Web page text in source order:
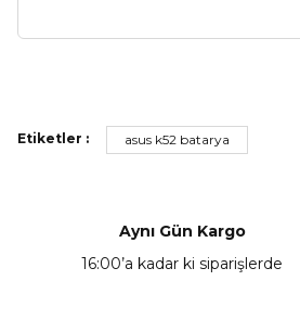
Ürün bilgilerinde hatalar bulunuyor.
Etiketler : asus k52 batarya
Aynı Gün Kargo
16:00’a kadar ki siparişlerde